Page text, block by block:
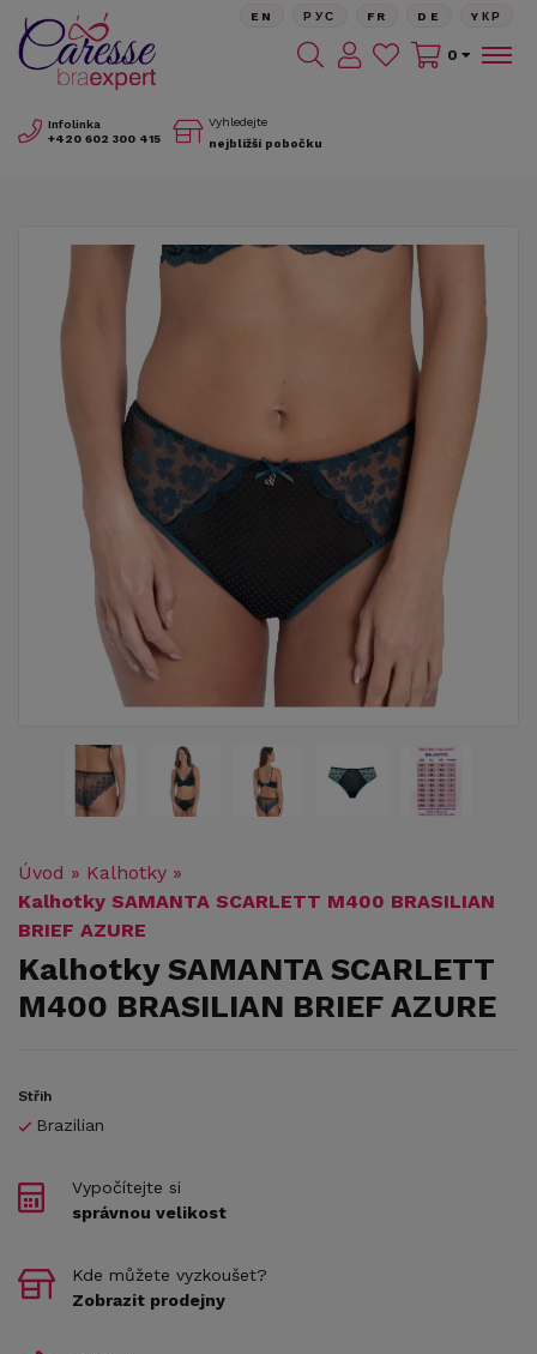
Infolinka
+420 602 300 415
Vyhledejte
nejbližší pobočku
EN РУС FR DE YКР
0
Úvod » Kalhotky »
Kalhotky SAMANTA SCARLETT M400 BRASILIAN
BRIEF AZURE
Kalhotky SAMANTA SCARLETT
M400 BRASILIAN BRIEF AZURE
Střih
Brazilian
Vypočítejte si
správnou velikost
Kde můžete vyzkoušet?
Zobrazit prodejny